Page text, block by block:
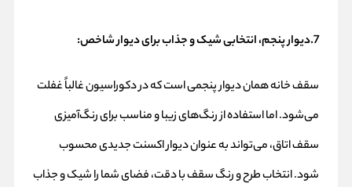
7.دیوار پنجم، انتخابی شیک و جذاب برای دیوار شاخص:
سقف خانه همان دیوار پنجمی است که در دکوراسیون غالباً غفلت
می‌شود. اما استفاده از رنگ‌های زیبا و مناسب برای رنگ‌آمیزی
سقف اتاق، می‌تواند به عنوان دیوار اکسنت جدیدی محسوب
شود. انتخاب طرح و رنگ سقف با دقت، فضای شما را شیک و جذاب